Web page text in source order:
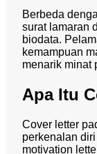
Berbeda
surat lamaran
biodata.
kemampuan
menarik minat
Apa Itu
Cover letter
perkenalan
motivation